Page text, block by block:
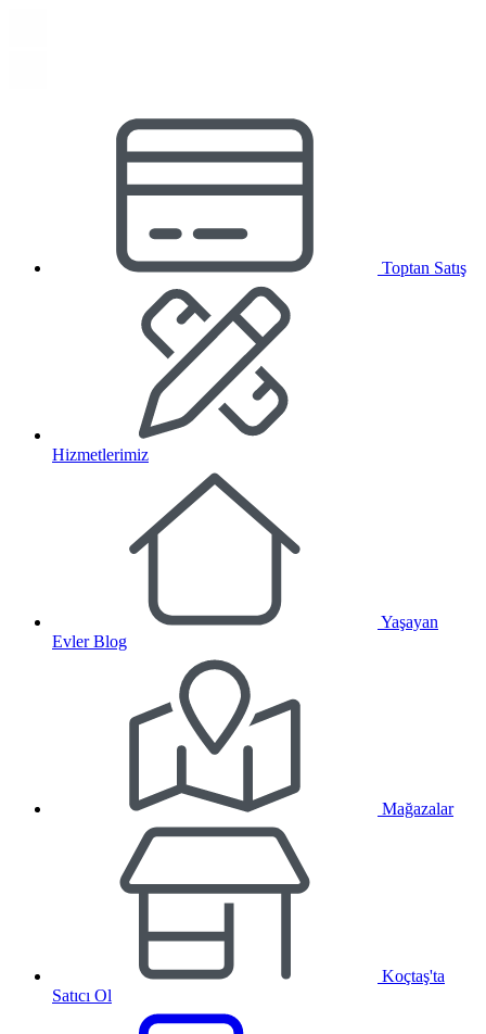
Toptan Satış
Hizmetlerimiz
Yaşayan
Evler Blog
Mağazalar
Koçtaş'ta
Satıcı Ol